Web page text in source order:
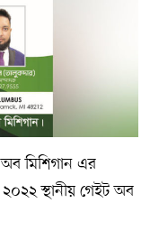
অব মিশিগান এর
স্থানীয় গেইট অব